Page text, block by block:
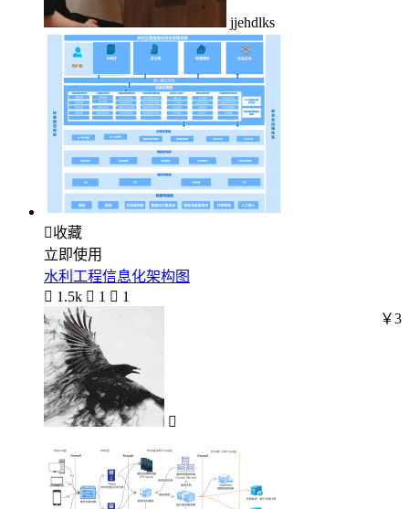
jjehdlks
收藏
立即使用
水利工程信息化架构图
 1.5k  1  1

￥3